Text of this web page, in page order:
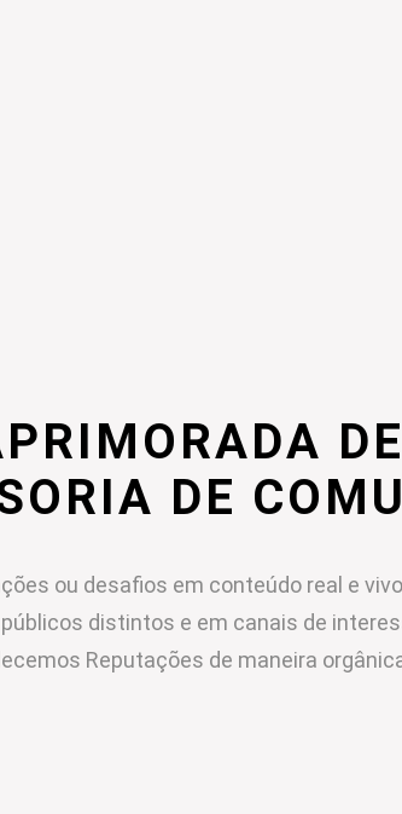
DE
ou desafios em conteúdo real e
distintos e em canais de
Reputações de maneira